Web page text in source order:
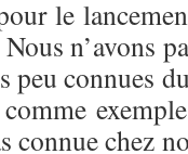
le
n’avons
peu connues
comme
connue chez